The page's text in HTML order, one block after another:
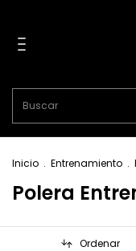
Inicio . Entrenamiento .
Polera
Ordenar